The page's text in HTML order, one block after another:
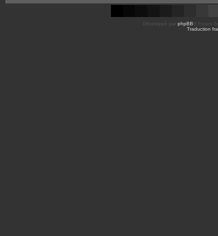
Développé par phpBB ® Forum
Traduction